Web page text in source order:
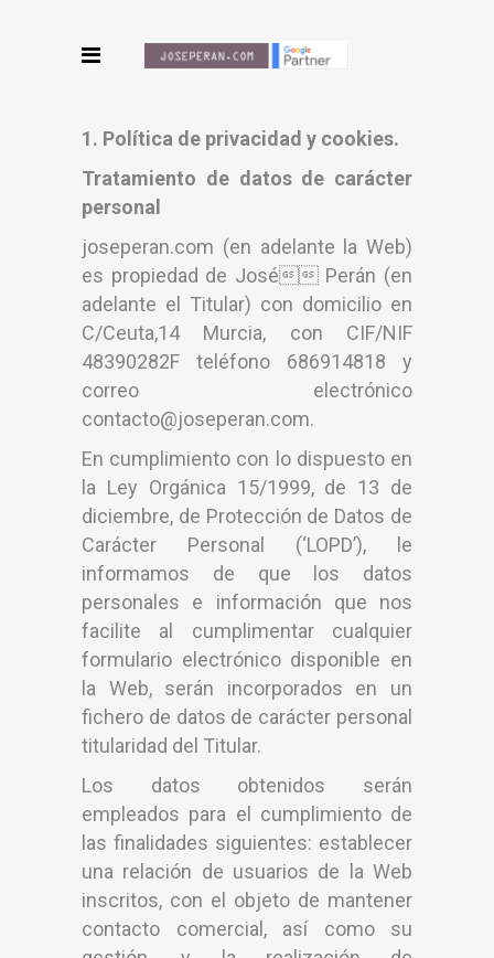
1. Política de privacidad y cookies.
Tratamiento de datos de carácter
personal
joseperan.com (en adelante la Web)
es propiedad de José Perán (en
adelante el Titular) con domicilio en
C/Ceuta,14 Murcia, con CIF/NIF
48390282F teléfono 686914818 y
correo electrónico
contacto@joseperan.com.
En cumplimiento con lo dispuesto en
la Ley Orgánica 15/1999, de 13 de
diciembre, de Protección de Datos de
Carácter Personal (‘LOPD’), le
informamos de que los datos
personales e información que nos
facilite al cumplimentar cualquier
formulario electrónico disponible en
la Web, serán incorporados en un
fichero de datos de carácter personal
titularidad del Titular.
Los datos obtenidos serán
empleados para el cumplimiento de
las finalidades siguientes: establecer
una relación de usuarios de la Web
inscritos, con el objeto de mantener
contacto comercial, así como su